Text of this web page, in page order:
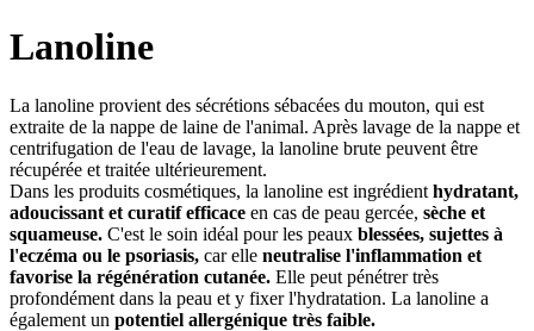
Lanoline
La lanoline provient des sécrétions sébacées du mouton, qui est
extraite de la nappe de laine de l'animal. Après lavage de la nappe et
centrifugation de l'eau de lavage, la lanoline brute peuvent être
récupérée et traitée ultérieurement.
Dans les produits cosmétiques, la lanoline est ingrédient hydratant,
adoucissant et curatif efficace en cas de peau gercée, sèche et
squameuse. C'est le soin idéal pour les peaux blessées, sujettes à
l'eczéma ou le psoriasis, car elle neutralise l'inflammation et
favorise la régénération cutanée. Elle peut pénétrer très
profondément dans la peau et y fixer l'hydratation. La lanoline a
également un potentiel allergénique très faible.